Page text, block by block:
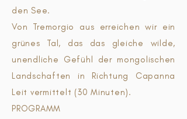
den See.
Von Tremorgio aus erreichen wir ein
grünes Tal, das das gleiche wilde,
unendliche Gefühl der mongolischen
Landschaften in Richtung Capanna
Leit vermittelt (30 Minuten).
PROGRAMM